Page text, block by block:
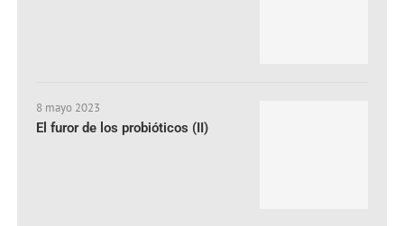
8 mayo 2023
El furor de los probióticos (II)